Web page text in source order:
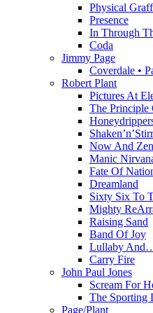
Physical
Presence
In Through
Coda
Jimmy Page
Coverdale •
Robert Plant
Pictures At
The Principle
Now And Zen
Manic
Fate Of
Dreamland
Sixty Six To
Mighty
Raising Sand
Band Of Joy
Lullaby And…
Carry Fire
John Paul Jones
Scream For
The Sporting
Page/Plant